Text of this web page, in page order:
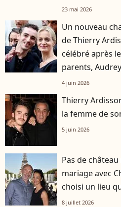
23 mai 2026
Un nouveau
de Thierry
célébré après
parents,
premières loges
4 juin 2026
Thierry
la femme de
5 juin 2026
Pas de
mariage avec
choisi un lieu
8 juillet 2026